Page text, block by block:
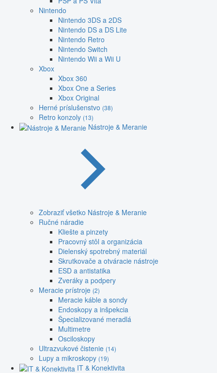
Nintendo
Nintendo 3DS a 2DS
Nintendo DS a DS Lite
Nintendo Retro
Nintendo Switch
Nintendo Wii a Wii U
Xbox
Xbox 360
Xbox One a Series
Xbox Original
Herné príslušenstvo (38)
Retro konzoly (13)
Nástroje & Meranie
Zobraziť všetko Nástroje & Meranie
Ručné náradie
Kliešte a pinzety
Pracovný stôl a organizácia
Dielenský spotrebný materiál
Skrutkovače a otváracie nástroje
ESD a antistatika
Zveráky a podpery
Meracie prístroje (2)
Meracie káble a sondy
Endoskopy a inšpekcia
Špecializované meradlá
Multimetre
Osciloskopy
Ultrazvukové čistenie (14)
Lupy a mikroskopy (19)
IT & Konektivita